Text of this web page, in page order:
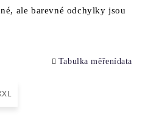
ale barevné odchylky jsou
Tabulka měřenídata